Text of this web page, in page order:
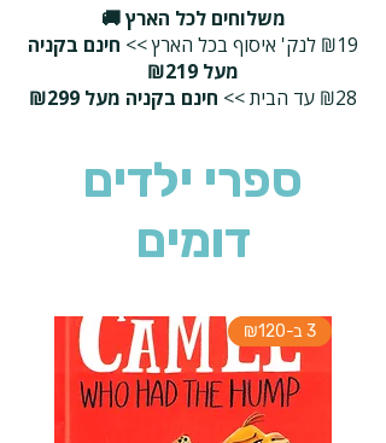
משלוחים לכל הארץ 🚚
₪19 לנק' איסוף בכל הארץ >>
חינם בקניה
מעל ₪219
₪28 עד הבית >>
חינם בקניה מעל ₪299
ספרי ילדים
דומים
3 ב-₪120